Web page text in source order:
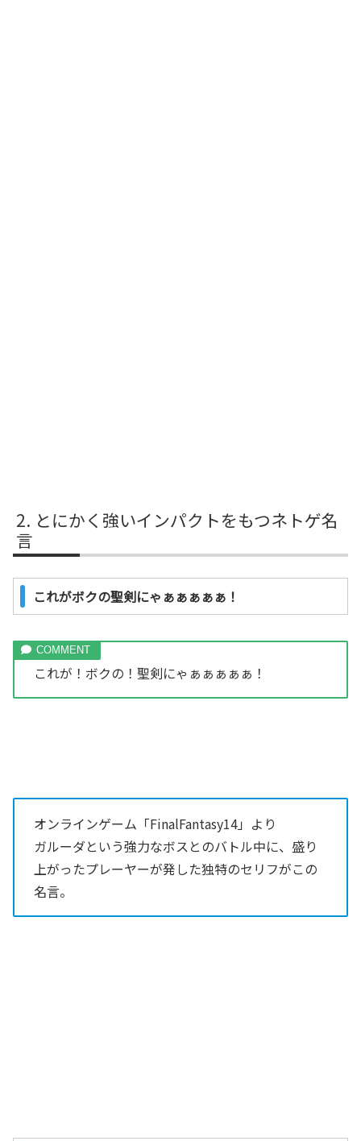
とにかく強いインパクトをもつネトゲ名
言
これがボクの聖剣にゃぁぁぁぁぁ！
これが！ボクの！聖剣にゃぁぁぁぁぁ！
オンラインゲーム「FinalFantasy14」より
ガルーダという強力なボスとのバトル中に、盛り
上がったプレーヤーが発した独特のセリフがこの
名言。